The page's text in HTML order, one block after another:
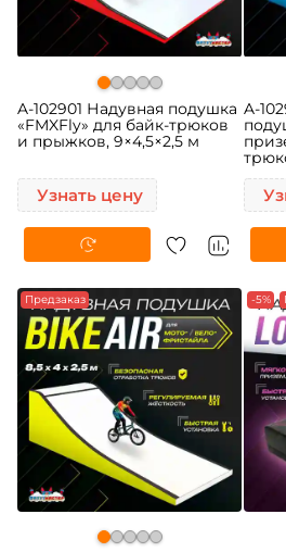
A-102901 Надувная подушка
«FMXFly» для байк-трюков
и прыжков, 9×4,5×2,5 м
Узнать цену
A-
Предзаказ -5%